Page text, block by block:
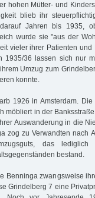
hohen Mütter- und
blieb ihr
Jahren bis 1935,
wurde sie "aus der
vieler ihrer Patienten
1935/36 lassen sich nur
Umzug zum
konnte.
1926 in Amsterdam.
möbliert in der
Auswanderung in die
zog zu Verwandten nach
das lediglich
bestand.
Benninga zwangsweise
Grindelberg 7 eine